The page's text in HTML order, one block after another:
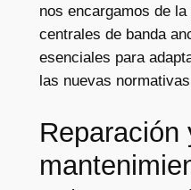
nos encargamos de
centrales de banda
esenciales para
las nuevas
Reparación